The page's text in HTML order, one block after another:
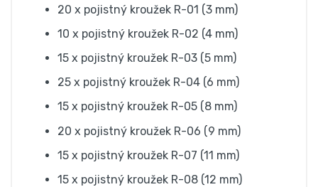
20 x pojistný kroužek R-01 (3 mm)
10 x pojistný kroužek R-02 (4 mm)
15 x pojistný kroužek R-03 (5 mm)
25 x pojistný kroužek R-04 (6 mm)
15 x pojistný kroužek R-05 (8 mm)
20 x pojistný kroužek R-06 (9 mm)
15 x pojistný kroužek R-07 (11 mm)
15 x pojistný kroužek R-08 (12 mm)